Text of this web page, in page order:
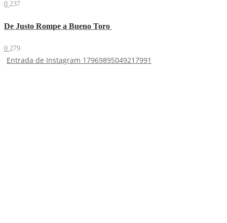
0 237
De Justo Rompe a Bueno Toro
0 279
Entrada de Instagram 17969895049217991